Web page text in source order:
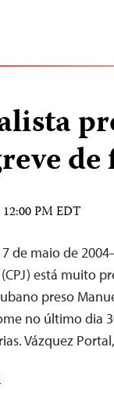
PM EDT
7 de maio de
está muito
preso
no último dia
Vázquez